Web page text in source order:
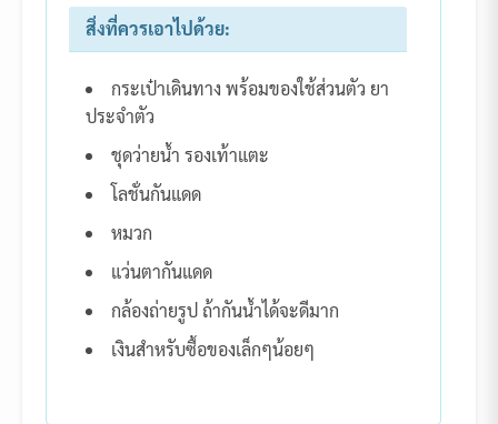
สิ่งที่ควรเอาไปด้วย:
กระเป๋าเดินทาง พร้อมของใช้ส่วนตัว ยา
ประจำตัว
ชุดว่ายน้ำ รองเท้าแตะ
โลชั่นกันแดด
หมวก
แว่นตากันแดด
กล้องถ่ายรูป ถ้ากันน้ำได้จะดีมาก
เงินสำหรับซื้อของเล็กๆน้อยๆ